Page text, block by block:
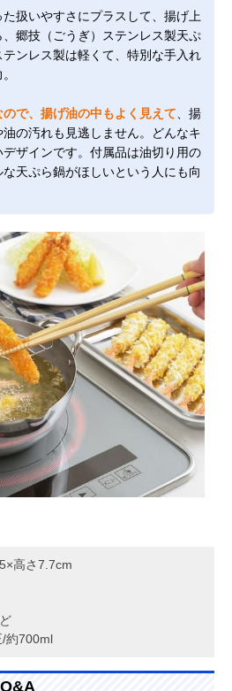
扱いやすさにプラスして、揚げ上
郷技（ごうぎ）ステンレス製天ぷ
ンレス製は軽くて、特別な手入れ
で、揚げ油の中もよく見えて 、揚
の汚れも見逃しません。どんなキ
ザインです。付属品は油切り用の
天ぷら鍋がほしいという人にも向
高さ7.7cm
/約700ml